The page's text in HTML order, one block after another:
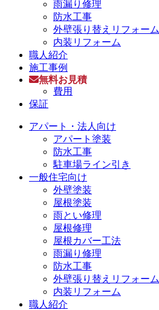
雨漏り修理
防水工事
外壁張り替えリフォーム
内装リフォーム
職人紹介
施工事例
無料お見積
費用
保証
アパート・法人向け
アパート塗装
防水工事
駐車場ライン引き
一般住宅向け
外壁塗装
屋根塗装
雨とい修理
屋根修理
屋根カバー工法
雨漏り修理
防水工事
外壁張り替えリフォーム
内装リフォーム
職人紹介